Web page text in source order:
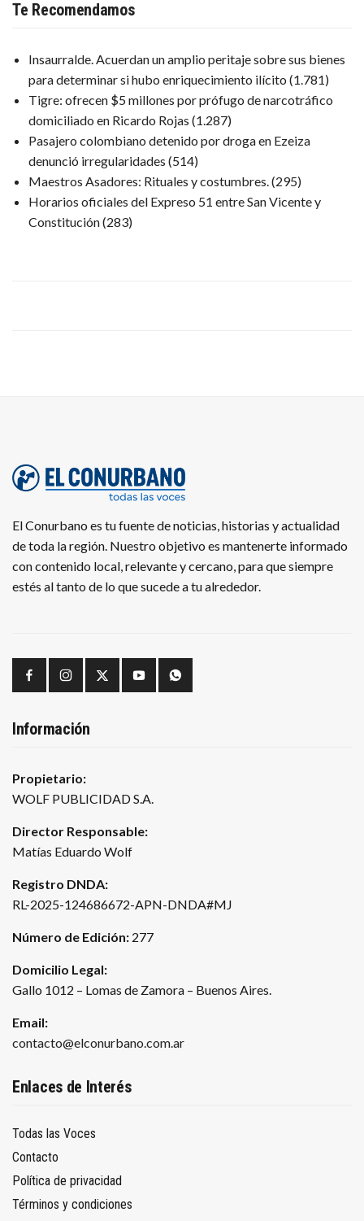
Te Recomendamos
Insaurralde. Acuerdan un amplio peritaje sobre sus bienes
para determinar si hubo enriquecimiento ilícito (1.781)
Tigre: ofrecen $5 millones por prófugo de narcotráfico
domiciliado en Ricardo Rojas (1.287)
Pasajero colombiano detenido por droga en Ezeiza
denunció irregularidades (514)
Maestros Asadores: Rituales y costumbres.(295)
Horarios oficiales del Expreso 51 entre San Vicente y
Constitución(283)
El Conurbano es tu fuente de noticias, historias y actualidad
de toda la región. Nuestro objetivo es mantenerte informado
con contenido local, relevante y cercano, para que siempre
estés al tanto de lo que sucede a tu alrededor.
Información
Propietario:
WOLF PUBLICIDAD S.A.
Director Responsable:
Matías Eduardo Wolf
Registro DNDA:
RL-2025-124686672-APN-DNDA#MJ
Número de Edición: 277
Domicilio Legal:
Gallo 1012 – Lomas de Zamora – Buenos Aires.
Email:
contacto@elconurbano.com.ar
Enlaces de Interés
Todas las Voces
Contacto
Política de privacidad
Términos y condiciones